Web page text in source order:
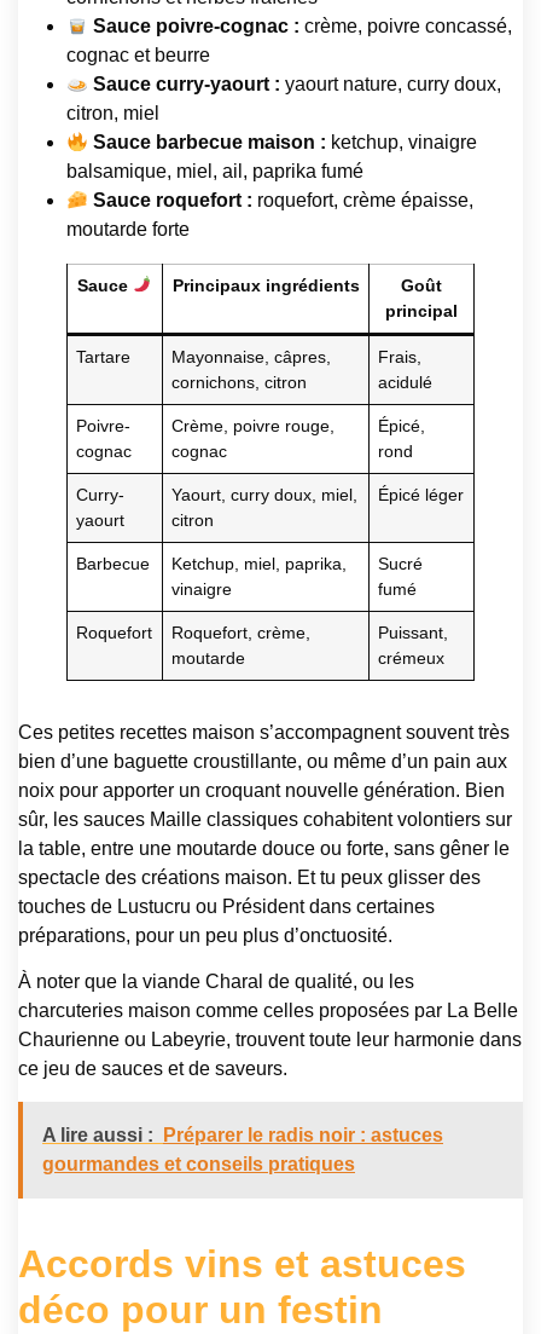
Sauce poivre-cognac : crème, poivre concassé,
cognac et beurre
Sauce curry-yaourt : yaourt nature, curry doux,
citron, miel
Sauce barbecue maison : ketchup, vinaigre
balsamique, miel, ail, paprika fumé
Sauce roquefort : roquefort, crème épaisse,
moutarde forte
Sauce Principaux ingrédients
Goût
principal
Tartare
Mayonnaise, câpres,
cornichons, citron
Frais,
acidulé
Poivre-
cognac
Crème, poivre rouge,
cognac
Épicé,
rond
Curry-
yaourt
Yaourt, curry doux, miel,
citron
Épicé léger
Barbecue
Ketchup, miel, paprika,
vinaigre
Sucré
fumé
Roquefort
Roquefort, crème,
moutarde
Puissant,
crémeux
Ces petites recettes maison s’accompagnent souvent très
bien d’une baguette croustillante, ou même d’un pain aux
noix pour apporter un croquant nouvelle génération. Bien
sûr, les sauces Maille classiques cohabitent volontiers sur
la table, entre une moutarde douce ou forte, sans gêner le
spectacle des créations maison. Et tu peux glisser des
touches de Lustucru ou Président dans certaines
préparations, pour un peu plus d’onctuosité.
À noter que la viande Charal de qualité, ou les
charcuteries maison comme celles proposées par La Belle
Chaurienne ou Labeyrie, trouvent toute leur harmonie dans
ce jeu de sauces et de saveurs.
A lire aussi :
Préparer le radis noir : astuces
gourmandes et conseils pratiques
Accords vins et astuces
déco pour un festin